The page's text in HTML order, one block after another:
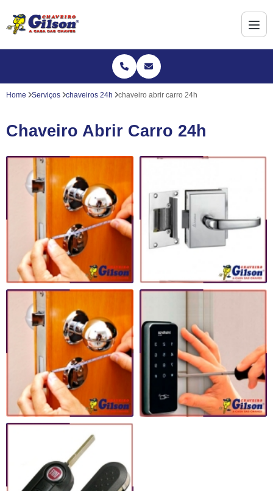
Home Serviços chaveiros 24h chaveiro abrir carro 24h
Chaveiro Abrir Carro 24h